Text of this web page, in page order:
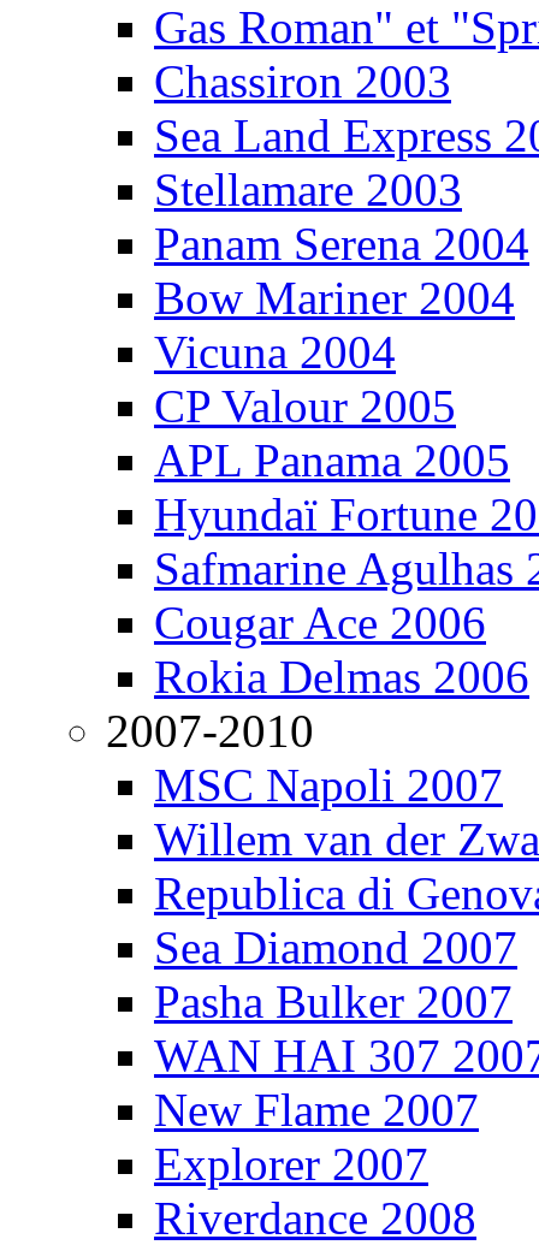
Gas Roman" et
Chassiron 2003
Sea Land Express
Stellamare 2003
Panam Serena 2004
Bow Mariner 2004
Vicuna 2004
CP Valour 2005
APL Panama 2005
Hyundaï Fortune
Safmarine Agulhas
Cougar Ace 2006
Rokia Delmas 2006
2007-2010
MSC Napoli 2007
Willem van der
Republica di
Sea Diamond 2007
Pasha Bulker 2007
WAN HAI 307
New Flame 2007
Explorer 2007
Riverdance 2008